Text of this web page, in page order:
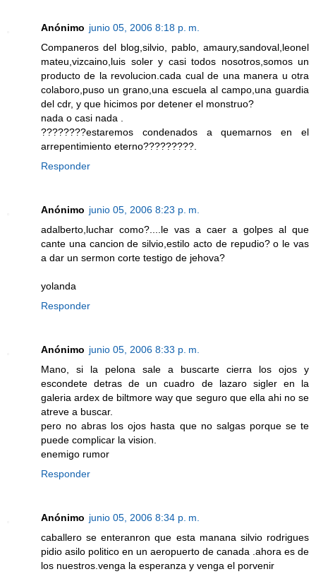
Anónimo junio 05, 2006 8:18 p. m.
Companeros del blog,silvio, pablo, amaury,sandoval,leonel
mateu,vizcaino,luis soler y casi todos nosotros,somos un
producto de la revolucion.cada cual de una manera u otra
colaboro,puso un grano,una escuela al campo,una guardia
del cdr, y que hicimos por detener el monstruo?
nada o casi nada .
????????estaremos condenados a quemarnos en el
arrepentimiento eterno?????????.
Responder
Anónimo junio 05, 2006 8:23 p. m.
adalberto,luchar como?....le vas a caer a golpes al que
cante una cancion de silvio,estilo acto de repudio? o le vas
a dar un sermon corte testigo de jehova?
yolanda
Responder
Anónimo junio 05, 2006 8:33 p. m.
Mano, si la pelona sale a buscarte cierra los ojos y
escondete detras de un cuadro de lazaro sigler en la
galeria ardex de biltmore way que seguro que ella ahi no se
atreve a buscar.
pero no abras los ojos hasta que no salgas porque se te
puede complicar la vision.
enemigo rumor
Responder
Anónimo junio 05, 2006 8:34 p. m.
caballero se enteranron que esta manana silvio rodrigues
pidio asilo politico en un aeropuerto de canada .ahora es de
los nuestros.venga la esperanza y venga el porvenir